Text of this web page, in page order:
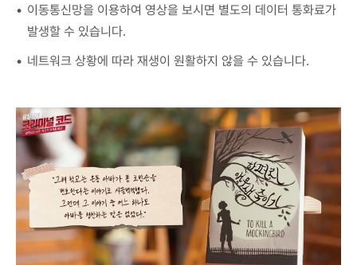
이동통신망을 이용하여 영상을 보시면 별도의 데이터 통화료가
발생할 수 있습니다.
네트워크 상황에 따라 재생이 원활하지 않을 수 있습니다.